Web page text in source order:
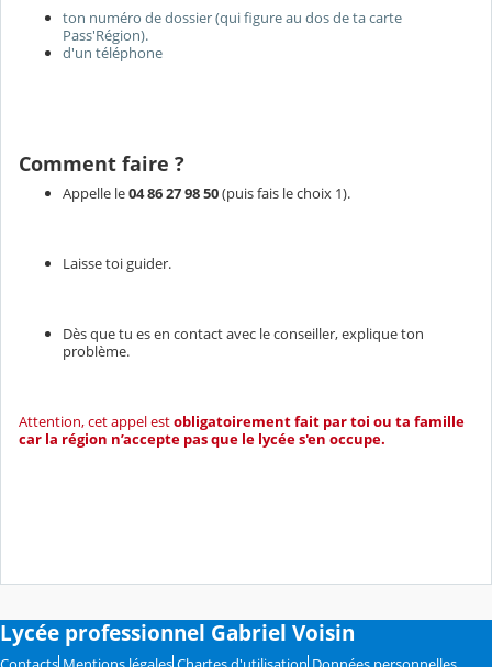
ton numéro de dossier (qui figure au dos de ta carte
Pass'Région).
d'un téléphone
Comment faire ?
Appelle le04 86 27 98 50(puis fais le choix 1).
Laisse toi guider.
Dès que tu es en contact avec le conseiller, explique ton
problème.
Attention, cet appel estobligatoirement fait par toi ou ta famille
car la région n’accepte pas que le lycée s'en occupe.
Lycée professionnel Gabriel Voisin